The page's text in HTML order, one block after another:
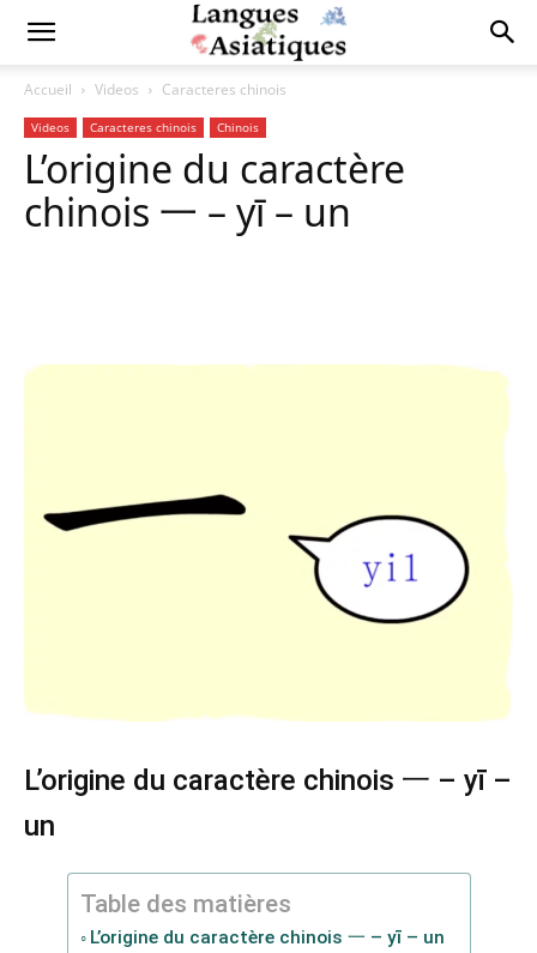
Accueil Videos Caracteres chinois
Videos Caracteres chinois Chinois
L’origine du caractère
chinois 一 – yī – un
L’origine du caractère chinois 一 – yī –
un
Table des matières
L’origine du caractère chinois 一 – yī – un